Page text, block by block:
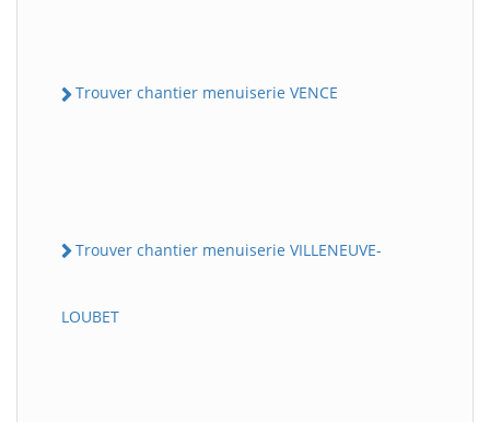
Trouver chantier menuiserie VENCE
Trouver chantier menuiserie VILLENEUVE-
LOUBET